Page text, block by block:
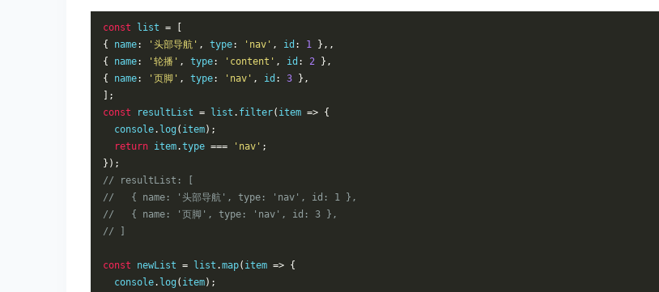
const list =
[
{ name: '头部导航' , type: 'nav' , id : 1
},,
{ name: '轮播' , type: 'content' , id : 2
},
{ name: '页脚' , type: 'nav' , id : 3 },
];
const resultList = list . filter( item => {
  console
. log ( item);
return item.type === 'nav' ;
});
// resultList: [
//   { name: '头部导航', type: 'nav', id: 1 },
//   { name: '页脚', type: 'nav', id: 3 },
// ]
const newList = list .map( item => {
  console
. log ( item);